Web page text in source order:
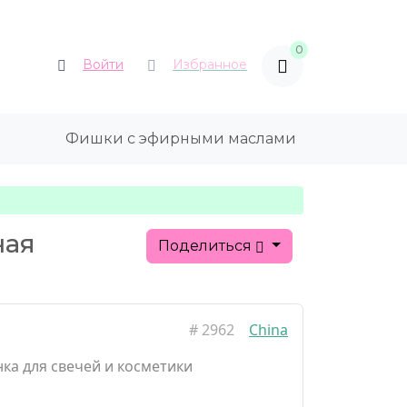
Войти Избранное
0
Фишки с эфирными маслами
Поделиться
# 2962
China
для свечей и косметики